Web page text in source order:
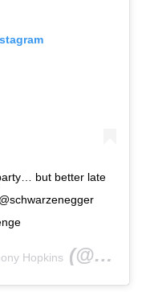
but better late
Hopkins (@anthonyhopkins) on